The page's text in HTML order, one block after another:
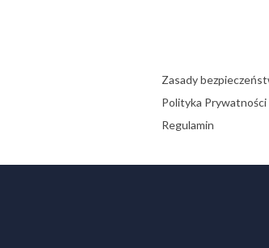
Zasady
Polityka Prywatności
Regulamin